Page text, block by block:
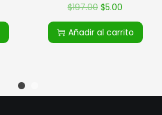
$197.00 $5.00
Añadir al carrito